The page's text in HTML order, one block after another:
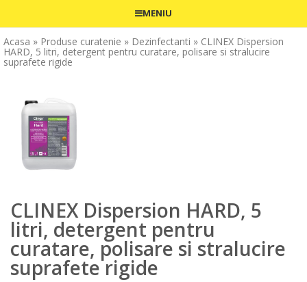
MENIU
Acasa » Produse curatenie » Dezinfectanti » CLINEX Dispersion
HARD, 5 litri, detergent pentru curatare, polisare si stralucire
suprafete rigide
CLINEX Dispersion HARD, 5
litri, detergent pentru
curatare, polisare si stralucire
suprafete rigide